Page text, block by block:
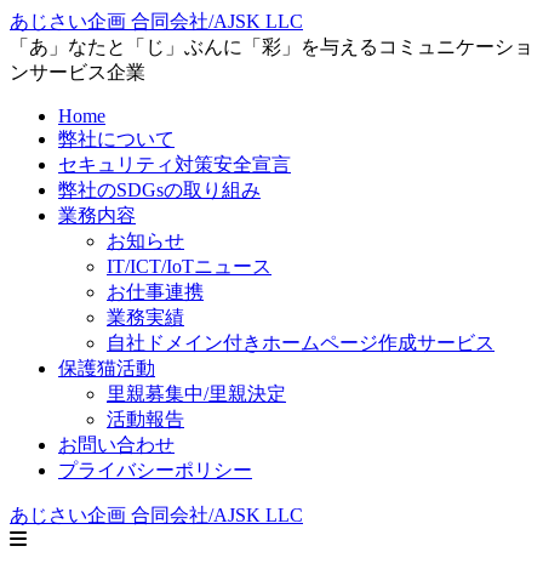
あじさい企画 合同会社/AJSK LLC
「あ」なたと「じ」ぶんに「彩」を与えるコミュニケーショ
ンサービス企業
Home
弊社について
セキュリティ対策安全宣言
弊社のSDGsの取り組み
業務内容
お知らせ
IT/ICT/IoTニュース
お仕事連携
業務実績
自社ドメイン付きホームページ作成サービス
保護猫活動
里親募集中/里親決定
活動報告
お問い合わせ
プライバシーポリシー
あじさい企画 合同会社/AJSK LLC